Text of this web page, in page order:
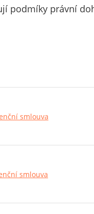
podmíky právní
smlouva
smlouva